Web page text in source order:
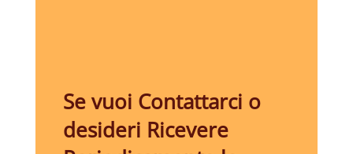
Se vuoi Contattarci o
desideri Ricevere